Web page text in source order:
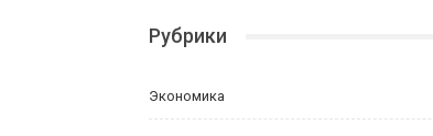
Рубрики
Экономика